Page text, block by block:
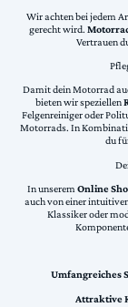
Wir achten bei jedem
gerecht wird.
Vertrauen
Damit dein Motorrad
bieten wir speziellen
Felgenreiniger oder
Motorrads. In
du
In unserem Online
auch von einer
Klassiker oder
Umfangreiches
Attraktive